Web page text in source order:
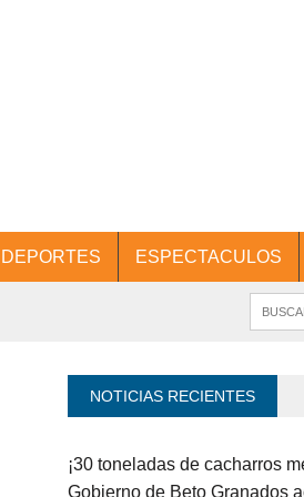
DEPORTES ESPECTACULOS
NOTICIAS RECIENTES
¡30 toneladas de cacharros
Gobierno de Beto Granados